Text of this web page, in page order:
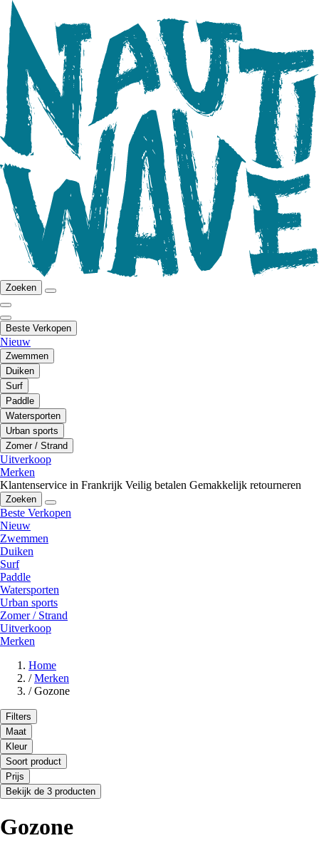
Zoeken
Beste Verkopen
Nieuw
Zwemmen
Duiken
Surf
Paddle
Watersporten
Urban sports
Zomer / Strand
Uitverkoop
Merken
Klantenservice in Frankrijk Veilig betalen Gemakkelijk retourneren
Zoeken
Beste Verkopen
Nieuw
Zwemmen
Duiken
Surf
Paddle
Watersporten
Urban sports
Zomer / Strand
Uitverkoop
Merken
Home
/ Merken
/ Gozone
Filters
Maat
Kleur
Soort product
Prijs
Bekijk de 3 producten
Gozone